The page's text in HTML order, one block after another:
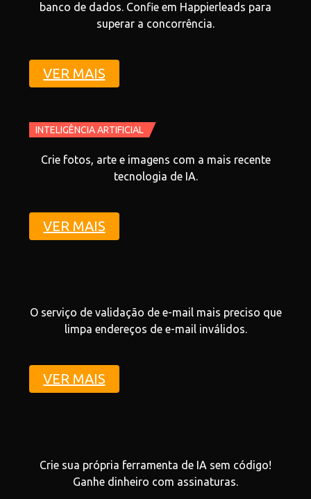
banco de dados. Confie em Happierleads para
superar a concorrência.
VER MAIS
INTELIGÊNCIA ARTIFICIAL
Crie fotos, arte e imagens com a mais recente
tecnologia de IA.
VER MAIS
O serviço de validação de e-mail mais preciso que
limpa endereços de e-mail inválidos.
VER MAIS
Crie sua própria ferramenta de IA sem código!
Ganhe dinheiro com assinaturas.